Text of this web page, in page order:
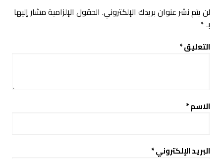
لن يتم نشر عنوان بريدك الإلكتروني. الحقول الإلزامية مشار إليها
بـ*
التعليق*
الاسم*
البريد الإلكتروني*